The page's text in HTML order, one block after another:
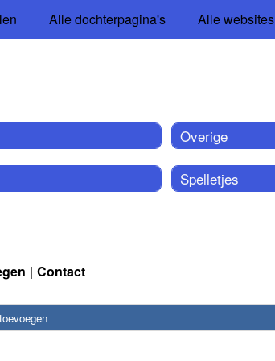
Alle dochterpagina's Alle websites
Overige
Spelletjes
Contact